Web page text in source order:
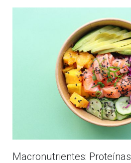
EQUIPO
PARTICIPANTES
INVESTIGADORES
Macronutrientes: Proteínas